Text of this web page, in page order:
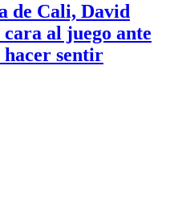
de Cali, David
al juego ante
hacer sentir